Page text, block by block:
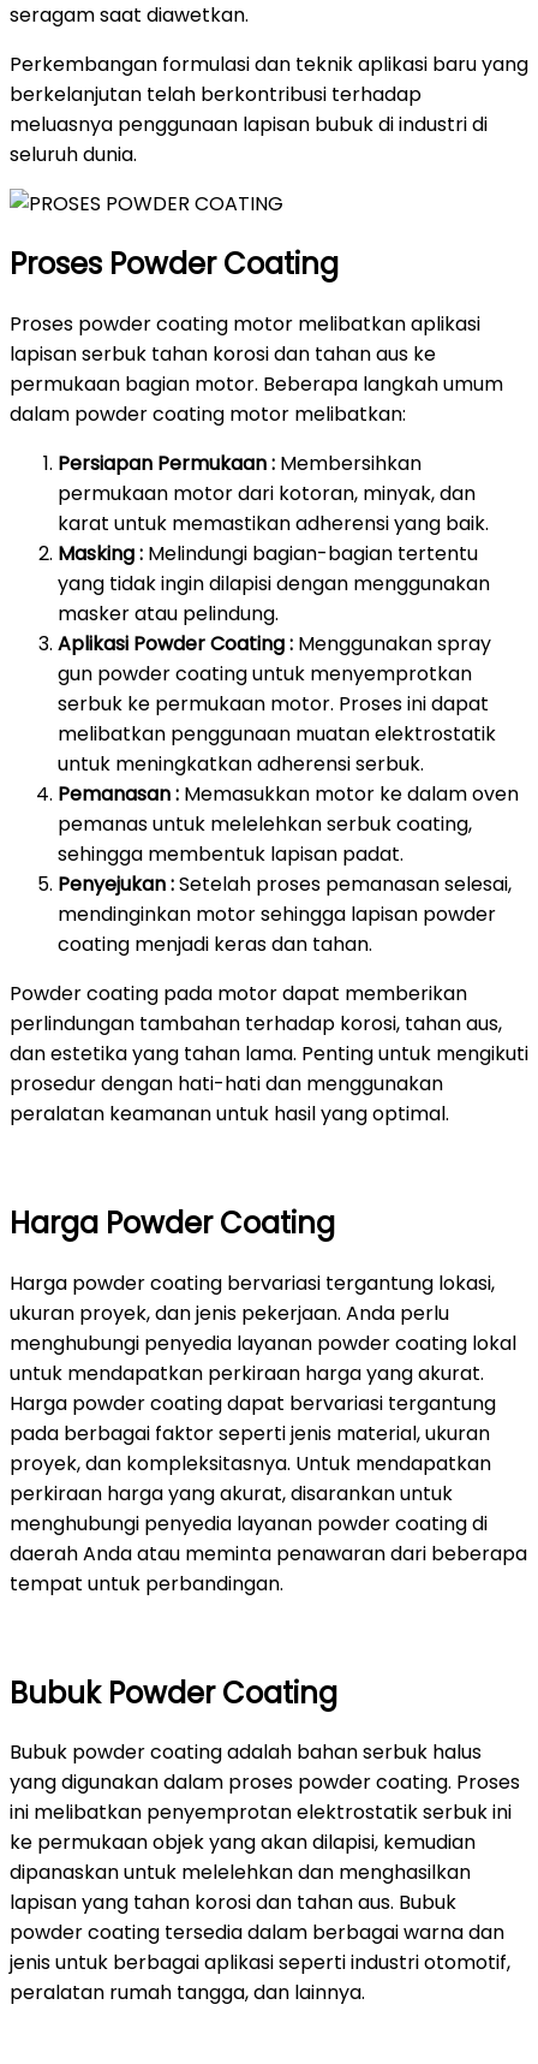
seragam saat diawetkan.
Perkembangan formulasi dan teknik aplikasi baru yang
berkelanjutan telah berkontribusi terhadap
meluasnya penggunaan lapisan bubuk di industri di
seluruh dunia.
Proses Powder Coating
Proses powder coating motor melibatkan aplikasi
lapisan serbuk tahan korosi dan tahan aus ke
permukaan bagian motor. Beberapa langkah umum
dalam powder coating motor melibatkan:
Persiapan Permukaan : Membersihkan
permukaan motor dari kotoran, minyak, dan
karat untuk memastikan adherensi yang baik.
Masking : Melindungi bagian-bagian tertentu
yang tidak ingin dilapisi dengan menggunakan
masker atau pelindung.
Aplikasi Powder Coating : Menggunakan spray
gun powder coating untuk menyemprotkan
serbuk ke permukaan motor. Proses ini dapat
melibatkan penggunaan muatan elektrostatik
untuk meningkatkan adherensi serbuk.
Pemanasan : Memasukkan motor ke dalam oven
pemanas untuk melelehkan serbuk coating,
sehingga membentuk lapisan padat.
Penyejukan :Setelah proses pemanasan selesai,
mendinginkan motor sehingga lapisan powder
coating menjadi keras dan tahan.
Powder coating pada motor dapat memberikan
perlindungan tambahan terhadap korosi, tahan aus,
dan estetika yang tahan lama. Penting untuk mengikuti
prosedur dengan hati-hati dan menggunakan
peralatan keamanan untuk hasil yang optimal.
Harga Powder Coating
Harga powder coating bervariasi tergantung lokasi,
ukuran proyek, dan jenis pekerjaan. Anda perlu
menghubungi penyedia layanan powder coating lokal
untuk mendapatkan perkiraan harga yang akurat.
Harga powder coating dapat bervariasi tergantung
pada berbagai faktor seperti jenis material, ukuran
proyek, dan kompleksitasnya. Untuk mendapatkan
perkiraan harga yang akurat, disarankan untuk
menghubungi penyedia layanan powder coating di
daerah Anda atau meminta penawaran dari beberapa
tempat untuk perbandingan.
Bubuk Powder Coating
Bubuk powder coating adalah bahan serbuk halus
yang digunakan dalam proses powder coating. Proses
ini melibatkan penyemprotan elektrostatik serbuk ini
ke permukaan objek yang akan dilapisi, kemudian
dipanaskan untuk melelehkan dan menghasilkan
lapisan yang tahan korosi dan tahan aus. Bubuk
powder coating tersedia dalam berbagai warna dan
jenis untuk berbagai aplikasi seperti industri otomotif,
peralatan rumah tangga, dan lainnya.